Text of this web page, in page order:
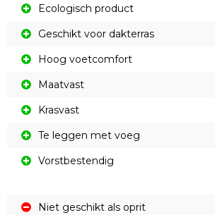
Ecologisch product
Geschikt voor dakterras
Hoog voetcomfort
Maatvast
Krasvast
Te leggen met voeg
Vorstbestendig
Niet geschikt als oprit